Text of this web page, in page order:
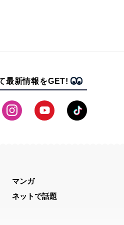
最新情報をGET!
マンガ
ネットで話題